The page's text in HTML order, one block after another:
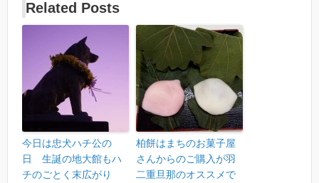
Related Posts
今日は忠犬ハチ公の
日 生誕の地大館もハ
チのごとく末広がり
柏餅はまちのお菓子屋
さんからのご購入が羽
二重旦那のオススメで